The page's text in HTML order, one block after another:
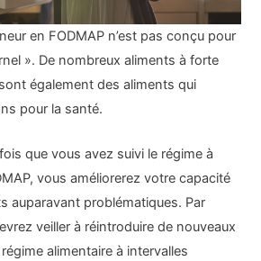
en FODMAP n’est pas conçu pour
». De nombreux aliments à forte
également des aliments qui
pour la santé.
que vous avez suivi le régime à
vous améliorerez votre capacité
auparavant problématiques. Par
veiller à réintroduire de nouveaux
alimentaire à intervalles